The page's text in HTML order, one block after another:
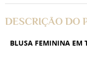
DESCRIÇÃO DO
BLUSA FEMININA EM